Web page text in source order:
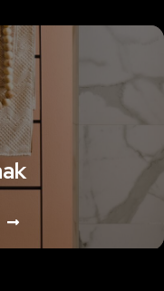
elit. Ut elit tellus, luctus
elit. Ut elit tellus, luctus